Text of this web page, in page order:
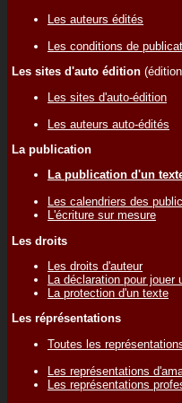
Les auteurs édités
Les conditions de
Les sites d'auto édition
Les sites d'auto-édition
Les auteurs auto-édités
La publication
La publication d'un
Les calendriers des
L'écriture sur mesure
Les droits
Les droits d'auteur
La déclaration pour jouer
La protection d'un texte
Les réprésentations
Toutes les
Les représentations
Les représentations